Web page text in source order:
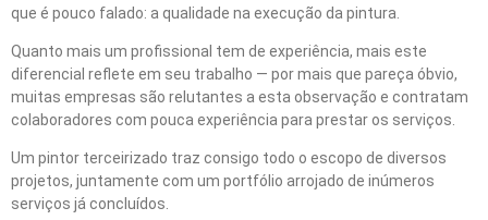
que é pouco falado: a qualidade na execução da pintura.
Quanto mais um profissional tem de experiência, mais este
diferencial reflete em seu trabalho — por mais que pareça óbvio,
muitas empresas são relutantes a esta observação e contratam
colaboradores com pouca experiência para prestar os serviços.
Um pintor terceirizado traz consigo todo o escopo de diversos
projetos, juntamente com um portfólio arrojado de inúmeros
serviços já concluídos.